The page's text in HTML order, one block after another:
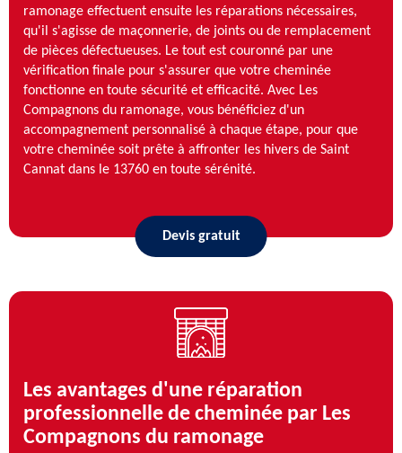
ramonage effectuent ensuite les réparations nécessaires,
qu'il s'agisse de maçonnerie, de joints ou de remplacement
de pièces défectueuses. Le tout est couronné par une
vérification finale pour s'assurer que votre cheminée
fonctionne en toute sécurité et efficacité. Avec Les
Compagnons du ramonage, vous bénéficiez d'un
accompagnement personnalisé à chaque étape, pour que
votre cheminée soit prête à affronter les hivers de Saint
Cannat dans le 13760 en toute sérénité.
Devis gratuit
Les avantages d'une réparation
professionnelle de cheminée par Les
Compagnons du ramonage